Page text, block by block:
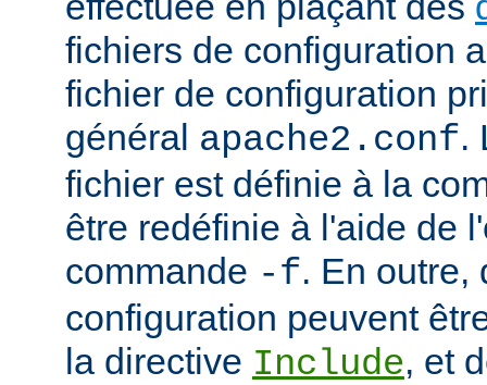
fichiers de configuration
fichier de configuration
général apache2.conf.
fichier est définie à la
être redéfinie à l'aide de
commande -f. En outre,
configuration peuvent
la directive Include, et